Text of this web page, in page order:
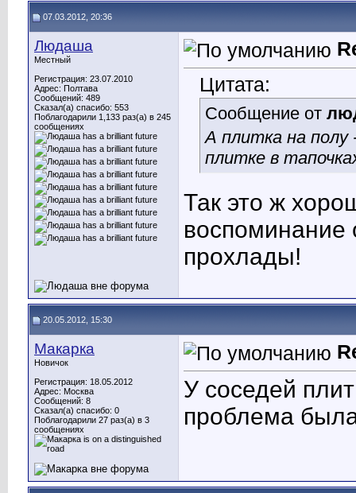
07.03.2012, 20:36
Людаша
Местный
Регистрация: 23.07.2010
Адрес: Полтава
Сообщений: 489
Сказал(а) спасибо: 553
Поблагодарили 1,133 раз(а) в 245
сообщениях
Цитата:
Сообщение от
А плитка на полу
плитке в
Так это ж
воспоминание
прохлады!
20.05.2012, 15:30
Макарка
Новичок
Регистрация: 18.05.2012
Адрес: Москва
Сообщений: 8
Сказал(а) спасибо: 0
Поблагодарили 27 раз(а) в 3
сообщениях
У соседей
проблема